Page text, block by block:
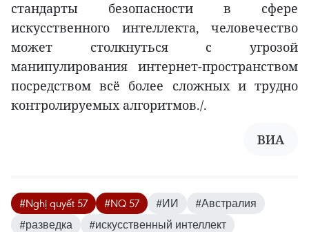
стандарты безопасности в сфере
искусственного интеллекта, человечество
может столкнуться с угрозой
манипулирования интернет-пространством
посредством всё более сложных и трудно
контролируемых алгоритмов./.
ВИА
#Nghị quyết 57 #NQ 57 #ИИ
#Австралия
#разведка
#искусственный интеллект